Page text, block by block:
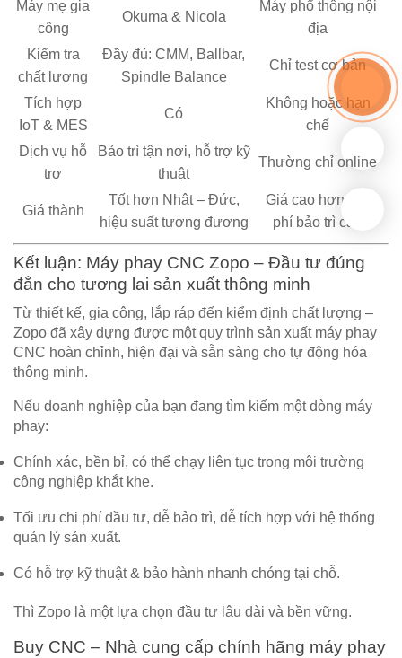
Máy mẹ gia
công
Okuma & Nicola
Máy phổ thông nội
địa
Kiểm tra
chất lượng
Đầy đủ: CMM, Ballbar,
Spindle Balance
Chỉ test cơ bản
Tích hợp
IoT & MES
Có
Không hoặc hạn
chế
Dịch vụ hỗ
trợ
Bảo trì tận nơi, hỗ trợ kỹ
thuật
Thường chỉ online
Giá thành
Tốt hơn Nhật – Đức,
hiệu suất tương đương
Giá cao hơn, chi
phí bảo trì cao
Kết luận: Máy phay CNC Zopo – Đầu tư đúng
đắn cho tương lai sản xuất thông minh
Từ thiết kế, gia công, lắp ráp đến kiểm định chất lượng –
Zopo đã xây dựng được một quy trình sản xuất máy phay
CNC hoàn chỉnh, hiện đại và sẵn sàng cho tự động hóa
thông minh.
Nếu doanh nghiệp của bạn đang tìm kiếm một dòng máy
phay:
Chính xác, bền bỉ, có thể chạy liên tục trong môi trường
công nghiệp khắt khe.
Tối ưu chi phí đầu tư, dễ bảo trì, dễ tích hợp với hệ thống
quản lý sản xuất.
Có hỗ trợ kỹ thuật & bảo hành nhanh chóng tại chỗ.
Thì Zopo là một lựa chọn đầu tư lâu dài và bền vững.
Buy CNC – Nhà cung cấp chính hãng máy phay